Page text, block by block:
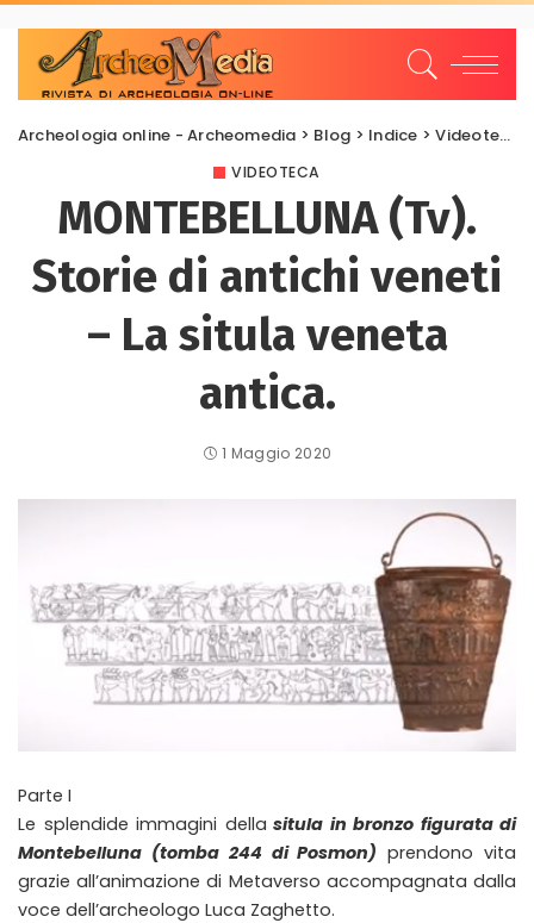
Archeologia online - Archeomedia > Blog > Indice >Videoteca
VIDEOTECA
MONTEBELLUNA (Tv).
Storie di antichi veneti
– La situla veneta
antica.
1 Maggio 2020
Parte I
Le splendide immagini della situla in bronzo figurata di
Montebelluna (tomba 244 di Posmon) prendono vita
grazie all’animazione di Metaverso accompagnata dalla
voce dell’archeologo Luca Zaghetto.